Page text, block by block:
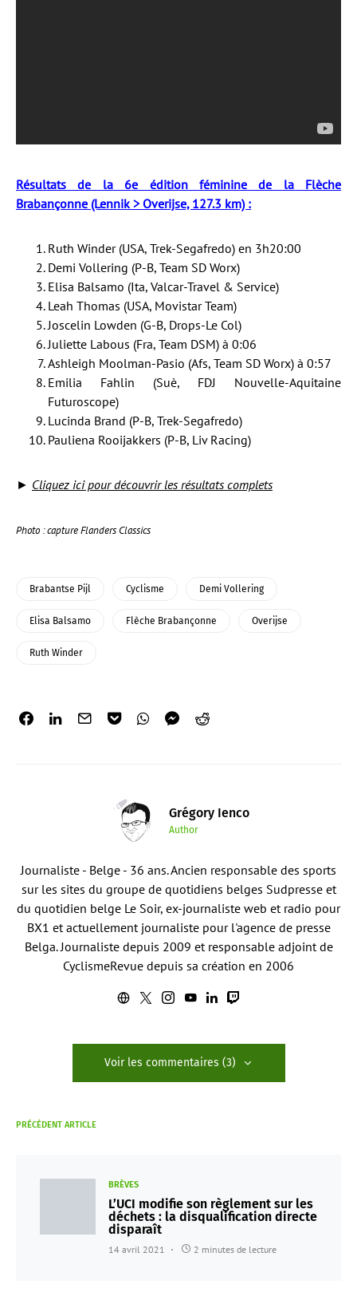
Résultats de la 6e édition féminine de la Flèche
Brabançonne (Lennik > Overijse, 127.3 km) :
Ruth Winder (USA, Trek-Segafredo) en 3h20:00
Demi Vollering (P-B, Team SD Worx)
Elisa Balsamo (Ita, Valcar-Travel & Service)
Leah Thomas (USA, Movistar Team)
Joscelin Lowden (G-B, Drops-Le Col)
Juliette Labous (Fra, Team DSM) à 0:06
Ashleigh Moolman-Pasio (Afs, Team SD Worx) à 0:57
Emilia Fahlin (Suè, FDJ Nouvelle-Aquitaine
Futuroscope)
Lucinda Brand (P-B, Trek-Segafredo)
Pauliena Rooijakkers (P-B, Liv Racing)
► Cliquez ici pour découvrir les résultats complets
Photo : capture Flanders Classics
Brabantse Pijl Cyclisme Demi Vollering
Elisa Balsamo Flèche Brabançonne Overijse
Ruth Winder
Grégory Ienco
Author
Journaliste - Belge - 36 ans. Ancien responsable des sports
sur les sites du groupe de quotidiens belges Sudpresse et
du quotidien belge Le Soir, ex-journaliste web et radio pour
BX1 et actuellement journaliste pour l'agence de presse
Belga. Journaliste depuis 2009 et responsable adjoint de
CyclismeRevue depuis sa création en 2006
Voir les commentaires (3)
PRÉCÉDENT ARTICLE
BRÈVES
L’UCI modifie son règlement sur les
déchets : la disqualification directe
disparaît
14 avril 2021 2 minutes de lecture